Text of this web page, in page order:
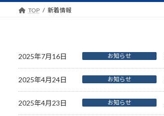
TOP 新着情報
2025年7月16日 お知らせ
2025年4月24日 お知らせ
2025年4月23日 お知らせ